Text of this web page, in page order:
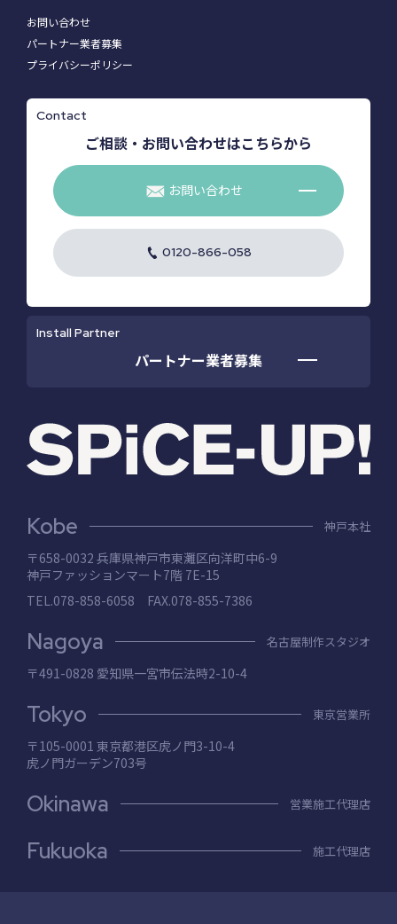
お問い合わせ
パートナー業者募集
プライバシーポリシー
Contact
ご相談・お問い合わせはこちらから
お問い合わせ
0120-866-058
Install Partner
パートナー業者募集
Kobe 神戸本社
〒658-0032 兵庫県神⼾市東灘区向洋町中6-9
神⼾ファッションマート7階 7E-15
TEL.078-858-6058 FAX.078-855-7386
Nagoya 名古屋制作スタジオ
〒491-0828 愛知県⼀宮市伝法時2-10-4
Tokyo 東京営業所
〒105-0001 東京都港区⻁ノ⾨3-10-4
⻁ノ⾨ガーデン703号
Okinawa 営業施工代理店
Fukuoka 施工代理店